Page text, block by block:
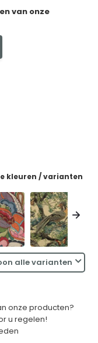
van onze
kleuren / varianten
alle varianten
onze producten?
u regelen!